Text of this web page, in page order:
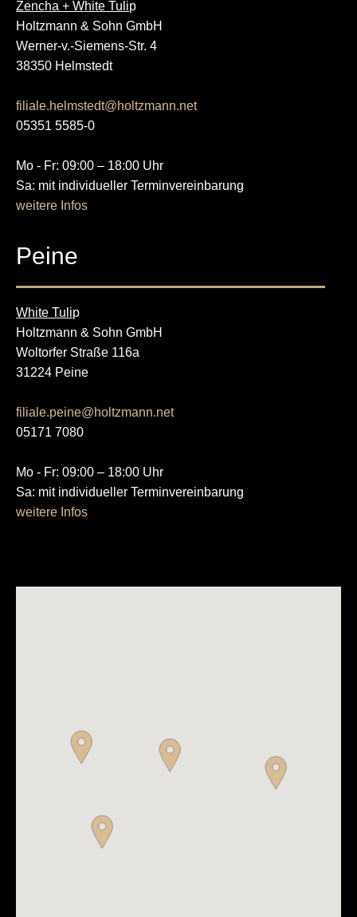
Zencha + White Tulip
Holtzmann & Sohn GmbH
Werner-v.-Siemens-Str. 4
38350 Helmstedt
filiale.helmstedt@holtzmann.net
05351 5585-0
Mo - Fr: 09:00 – 18:00 Uhr
Sa: mit individueller Terminvereinbarung
weitere Infos
Peine
White Tulip
Holtzmann & Sohn GmbH
Woltorfer Straße 116a
31224 Peine
filiale.peine@holtzmann.net
05171 7080
Mo - Fr: 09:00 – 18:00 Uhr
Sa: mit individueller Terminvereinbarung
weitere Infos